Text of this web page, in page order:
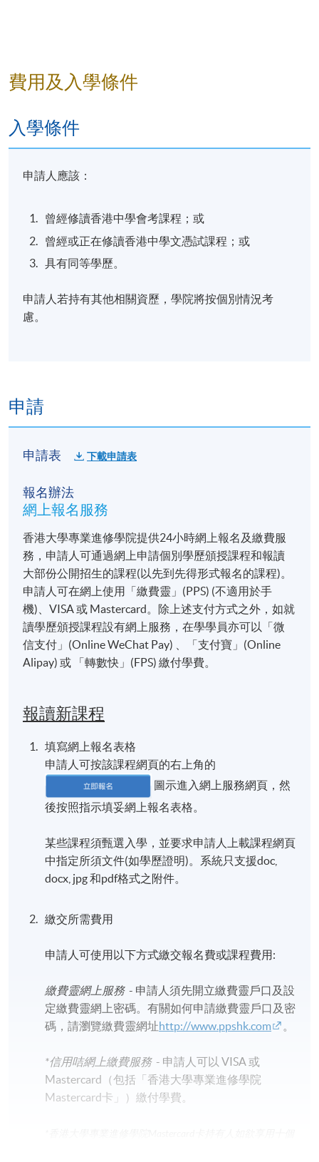
評核
持續評估
估
學銜
香港大學體制，經香港大學專業進修學院頒授「證書
(單元 : 基礎咖啡店飲品製作)」。
費用及入學條件
入學條件
申請人應該：
曾經修讀香港中學會考課程；或
曾經或正在修讀香港中學文憑試課程；或
具有同等學歷。
申請人若持有其他相關資歷，學院將按個別情況考
慮。
申請
申請表 下載申請表
報名辦法
網上報名服務
香港大學專業進修學院提供24小時網上報名及繳費服
務，申請人可通過網上申請個別學歷頒授課程和報讀
大部份公開招生的課程(以先到先得形式報名的課程)。
申請人可在網上使用「繳費靈」(PPS) (不適用於手
機)、VISA 或 Mastercard。除上述支付方式之外，如就
讀學歷頒授課程設有網上服務，在學學員亦可以「微
信支付」(Online WeChat Pay) 、「支付寶」(Online
Alipay) 或 「轉數快」(FPS) 繳付學費。
報讀新課程
填寫網上報名表格
申請人可按該課程網頁的右上角的
圖示進入網上服務網頁，然
後按照指示填妥網上報名表格。
某些課程須甄選入學，並要求申請人上載課程網頁
中指定所須文件(如學歷證明)。系統只支援doc,
docx, jpg 和pdf格式之附件。
繳交所需費用
申請人可使用以下方式繳交報名費或課程費用:
繳費靈網上服務- 申請人須先開立繳費靈戶口及設
定繳費靈網上密碼。有關如何申請繳費靈戶口及密
碼，請瀏覽繳費靈網址http://www.ppshk.com 。
*信用咭網上繳費服務- 申請人可以 VISA 或
Mastercard（包括「香港大學專業進修學院
Mastercard卡」）繳付學費。